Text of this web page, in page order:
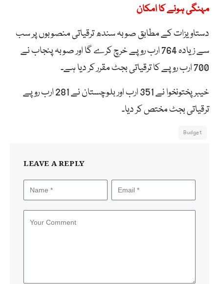
مہنگی ہونے کا امکان
دستاویزات کے مطابق صوبہ سندھ ترقیاتی منصوبوں پر سب
سے زیادہ 764 ارب روپے خرچ کرے گا اور صوبہ پنجاب نے
700 ارب روپے کا ترقیاتی بجٹ مقرر کر دیا ہے۔
خیبر پختونخوا نے 351 ارب اور بلوچستان نے 281 ارب روپے
ترقیاتی بجٹ مختص کر دیا۔
Budget
LEAVE A REPLY